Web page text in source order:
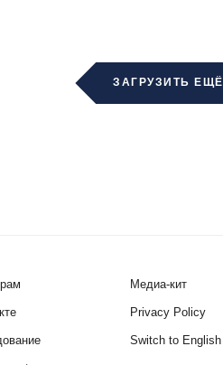
ЗАГРУЗИТЬ ЕЩЁ
Медиа-кит
Privacy Policy
Switch to English